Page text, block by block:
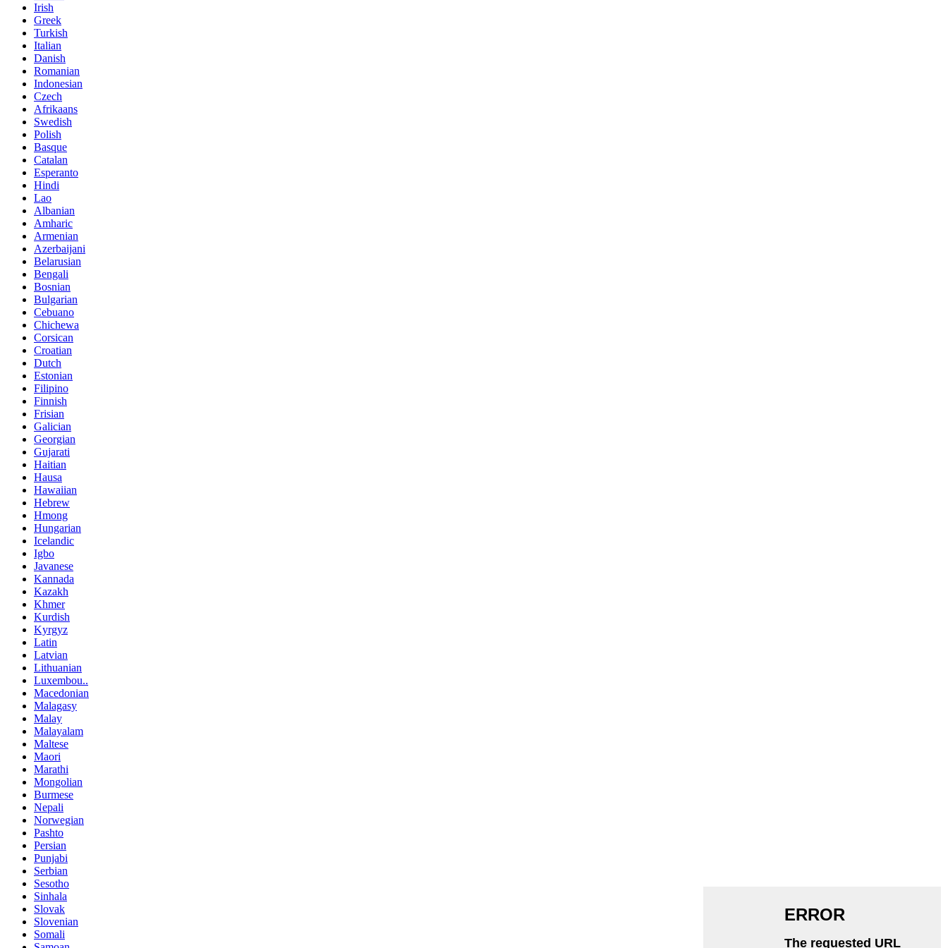
Irish
Greek
Turkish
Italian
Danish
Romanian
Indonesian
Czech
Afrikaans
Swedish
Polish
Basque
Catalan
Esperanto
Hindi
Lao
Albanian
Amharic
Armenian
Azerbaijani
Belarusian
Bengali
Bosnian
Bulgarian
Cebuano
Chichewa
Corsican
Croatian
Dutch
Estonian
Filipino
Finnish
Frisian
Galician
Georgian
Gujarati
Haitian
Hausa
Hawaiian
Hebrew
Hmong
Hungarian
Icelandic
Igbo
Javanese
Kannada
Kazakh
Khmer
Kurdish
Kyrgyz
Latin
Latvian
Lithuanian
Luxembou..
Macedonian
Malagasy
Malay
Malayalam
Maltese
Maori
Marathi
Mongolian
Burmese
Nepali
Norwegian
Pashto
Persian
Punjabi
Serbian
Sesotho
Sinhala
Slovak
Slovenian
Somali